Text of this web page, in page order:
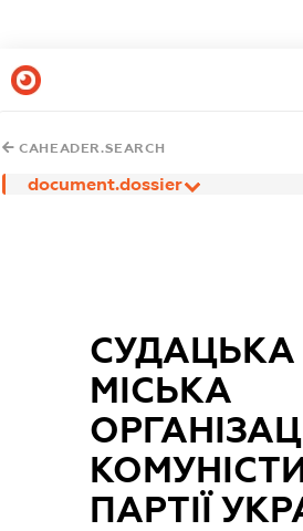
CAHEADER.SEARCH
document.dossier
СУДАЦЬКА
МІСЬКА
ПАРТІЇ